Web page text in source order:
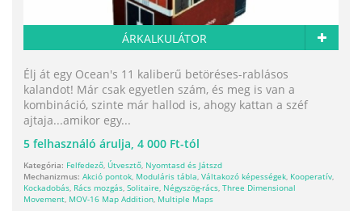
ÁRKALKULÁTOR
Élj át egy Ocean's 11 kaliberű betöréses-rablásos
kalandot! Már csak egyetlen szám, és meg is van a
kombináció, szinte már hallod is, ahogy kattan a széf
ajtaja...amikor egy...
5 felhasználó árulja, 4 000 Ft-tól
Kategória: Felfedező, Útvesztő, Nyomtasd és Játszd
Mechanizmus: Akció pontok, Moduláris tábla, Váltakozó képességek, Kooperatív,
Kockadobás, Rács mozgás, Solitaire, Négyszög-rács, Three Dimensional
Movement, MOV-16 Map Addition, Multiple Maps